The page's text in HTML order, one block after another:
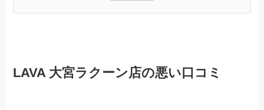
LAVA 大宮ラクーン店の悪い口コミ